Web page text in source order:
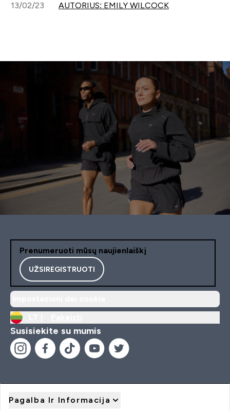
13/02/23 AUTORIUS: EMILY WILCOCK
Prenumeruoti mūsų naujienlaiškį
UŽSIREGISTRUOTI
Susisiekite su mumis
Pagalba Ir Informacija